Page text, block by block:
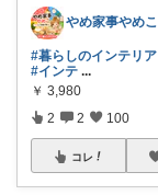
#暮らしのインテリア
#インテ ...
￥ 3,980
2 2 100
コレ